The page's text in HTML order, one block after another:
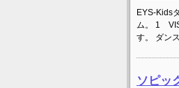
EYS-Kids
ム。 1
す。 ダン
ソピッ